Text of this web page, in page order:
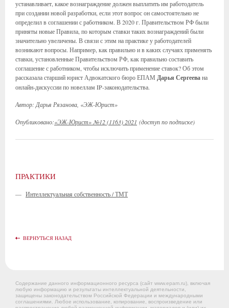
устанавливает, какое вознаграждение должен выплатить им работодатель
при создании новой разработки, если этот вопрос он самостоятельно не
определил в соглашении с работником. В 2020 г. Правительством РФ были
приняты новые Правила, по которым ставки таких вознаграждений были
значительно увеличены. В связи с этим на практике у работодателей
возникают вопросы. Например, как правильно и в каких случаях применять
ставки, установленные Правительством РФ, как правильно составить
соглашение с работником, чтобы исключить применение ставок? Об этом
рассказала старший юрист Адвокатского бюро ЕПАМ Дарья Сергеевана
онлайн-дискуссии по новеллам IP-законодательства.
Автор: Дарья Рязанова, «ЭЖ-Юрист»
Опубликовано:«ЭЖ-Юрист» №12 (1163) 2021 (доступ по подписке)
ПРАКТИКИ
— Интеллектуальная собственность / ТМТ
ВЕРНУТЬСЯ НАЗАД
Содержание данного информационного ресурса (сайт www.epam.ru), включая
любую информацию и результаты интеллектуальной деятельности,
защищены законодательством Российской Федерации и международными
соглашениями. Любое использование, копирование, воспроизведение или